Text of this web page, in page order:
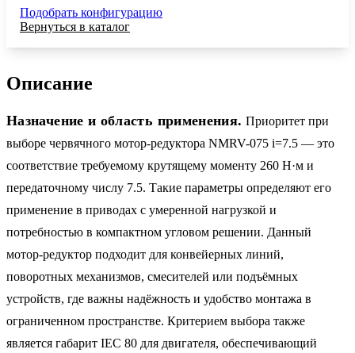
Подобрать конфигурацию
Вернуться в каталог
Описание
Назначение и область применения. Приоритет при
выборе червячного мотор-редуктора NMRV-075 i=7.5 — это
соответствие требуемому крутящему моменту 260 Н·м и
передаточному числу 7.5. Такие параметры определяют его
применение в приводах с умеренной нагрузкой и
потребностью в компактном угловом решении. Данный
мотор-редуктор подходит для конвейерных линий,
поворотных механизмов, смесителей или подъёмных
устройств, где важны надёжность и удобство монтажа в
ограниченном пространстве. Критерием выбора также
является габарит IEC 80 для двигателя, обеспечивающий